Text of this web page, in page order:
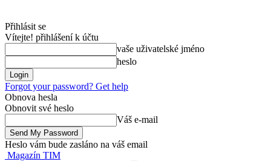
Přihlásit se
Vítejte! přihlášení k účtu
vaše uživatelské jméno
heslo
Forgot your password? Get help
Obnova hesla
Obnovit své heslo
Váš e-mail
Heslo vám bude zasláno na váš email
Magazín TIM